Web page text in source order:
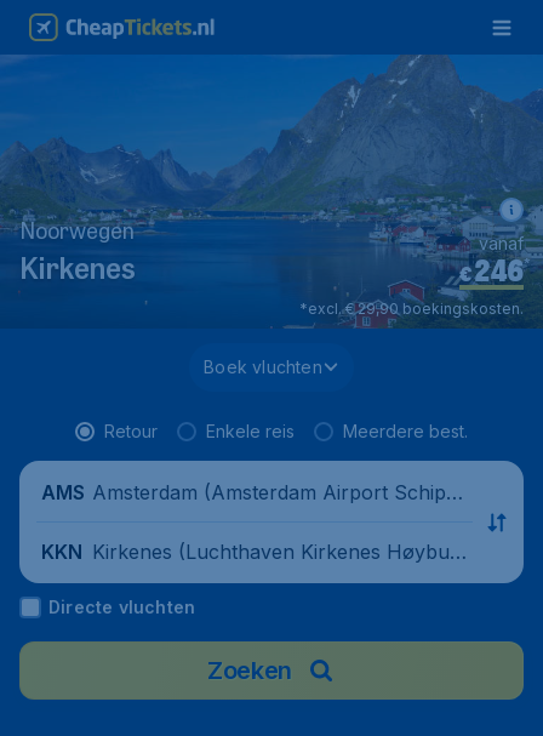
Noorwegen
Kirkenes €246*
vanaf
*excl. € 29,90 boekingskosten.
Boek vluchten
Retour Enkele reis Meerdere best.
AMS Amsterdam (Amsterdam Airport Schipho
KKN Kirkenes (Luchthaven Kirkenes Høybukt
moen), Noorwegen
Directe vluchten
Zoeken